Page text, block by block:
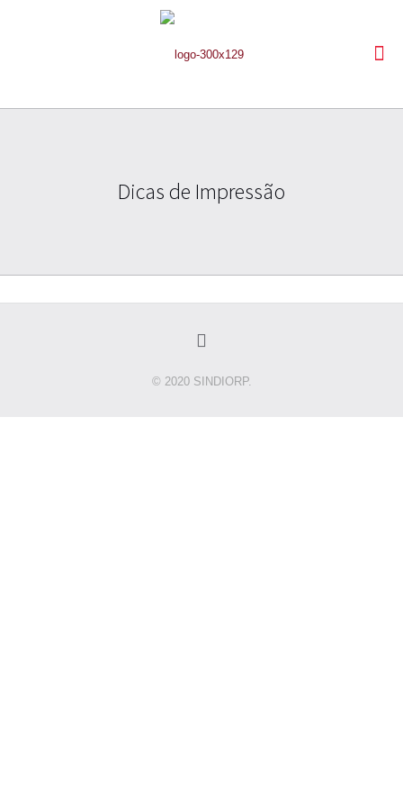
Dicas de Impressão
© 2020 SINDIORP.